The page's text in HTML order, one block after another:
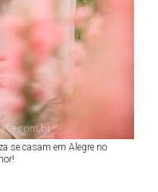
se casam em Alegre no